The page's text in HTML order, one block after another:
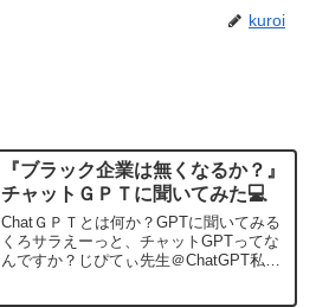
kuroi
『ブラック企業は無くなるか？』
チャットＧＰＴに聞いてみた💻
ChatＧＰＴとは何か？GPTに聞いてみる
くろサラえーっと、チャットGPTってな
んですか？じぴてぃ先生＠ChatGPT私は